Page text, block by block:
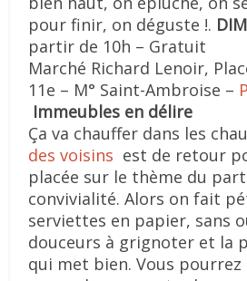
pour finir, on déguste !.
partir de 10h – Gratuit
Marché Richard Lenoir,
11e – M° Saint-Ambroise –
Immeubles en délire
Ça va chauffer dans les
des voisins est de retour
placée sur le thème du
convivialité. Alors on fait
serviettes en papier, sans
douceurs à grignoter et la
qui met bien. Vous